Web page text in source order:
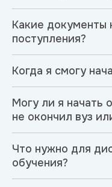
Какие документы
поступления?
Когда я смогу
Могу ли я начать
не окончил вуз
Что нужно для
обучения?